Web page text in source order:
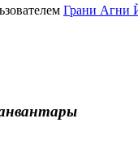
Грани Агни